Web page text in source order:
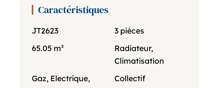
Caractéristiques
JT2623
3 pièces
65.05 m²
Radiateur,
Climatisation
Gaz, Electrique,
Collectif